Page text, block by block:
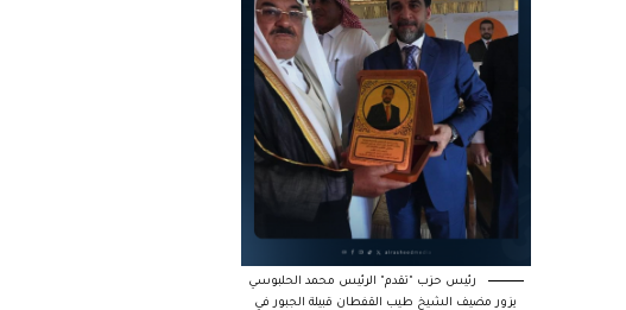
رئيس حزب "تقدم" الرئيس محمد الحلبوسي
يزور مضيف الشيخ طيب القفطان قبيلة الجبور في